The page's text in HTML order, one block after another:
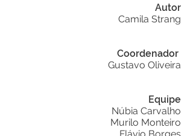
Autor
Camila Strang
Coordenador
Gustavo Oliveira
Equipe
Núbia Carvalho
Murilo Monteiro